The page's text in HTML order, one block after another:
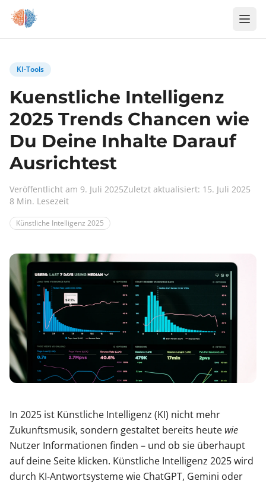
Zum Inhalt springen
KI-Tools
Kuenstliche Intelligenz
2025 Trends Chancen wie
Du Deine Inhalte Darauf
Ausrichtest
Veröffentlicht am 9. Juli 2025Zuletzt aktualisiert: 15. Juli 2025
8 Min. Lesezeit
Künstliche Intelligenz 2025
In 2025 ist Künstliche Intelligenz (KI) nicht mehr
Zukunftsmusik, sondern gestaltet bereits heute wie
Nutzer Informationen finden – und ob sie überhaupt
auf deine Seite klicken. Künstliche Intelligenz 2025 wird
durch KI‑Antwortsysteme wie ChatGPT, Gemini oder